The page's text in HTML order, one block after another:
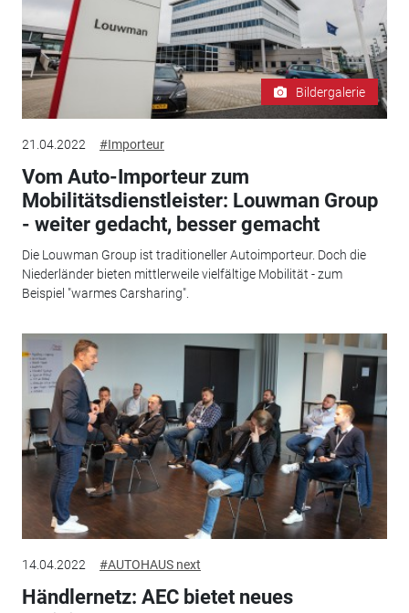
Bildergalerie
21.04.2022 #Importeur
Vom Auto-Importeur zum
Mobilitätsdienstleister: Louwman Group
- weiter gedacht, besser gemacht
Die Louwman Group ist traditioneller Autoimporteur. Doch die
Niederländer bieten mittlerweile vielfältige Mobilität - zum
Beispiel "warmes Carsharing".
14.04.2022 #AUTOHAUS next
Händlernetz: AEC bietet neues